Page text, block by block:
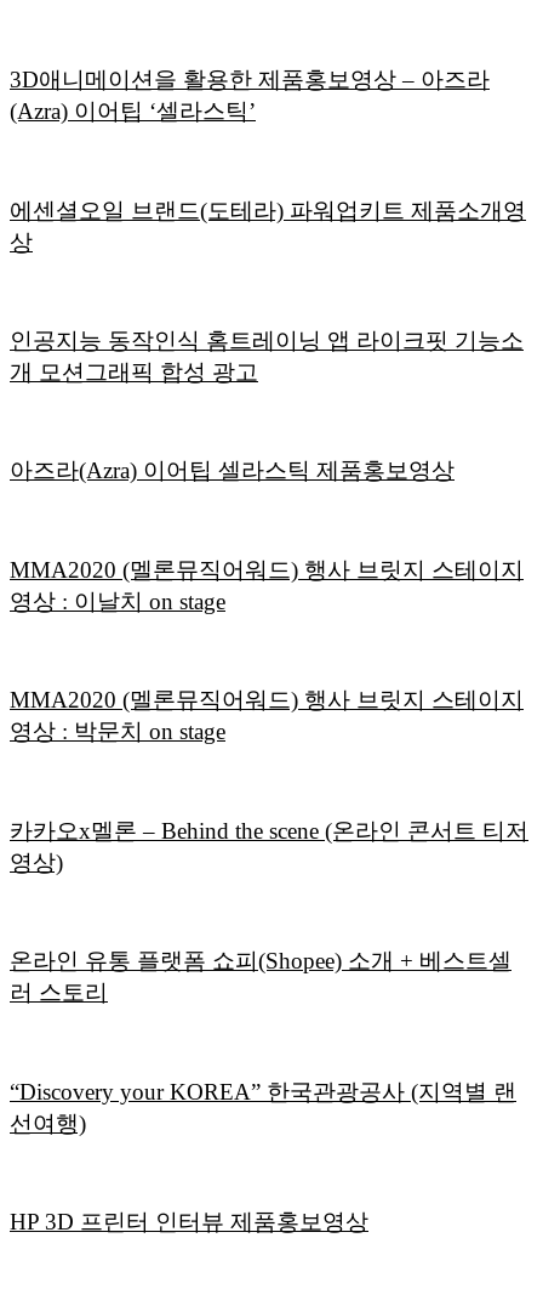
3D애니메이션을 활용한 제품홍보영상 – 아즈라
(Azra) 이어팁 ‘셀라스틱’
에센셜오일 브랜드(도테라) 파워업키트 제품소개영
상
인공지능 동작인식 홈트레이닝 앱 라이크핏 기능소
개 모션그래픽 합성 광고
아즈라(Azra) 이어팁 셀라스틱 제품홍보영상
MMA2020 (멜론뮤직어워드) 행사 브릿지 스테이지
영상 : 이날치 on stage
MMA2020 (멜론뮤직어워드) 행사 브릿지 스테이지
영상 : 박문치 on stage
카카오x멜론 – Behind the scene (온라인 콘서트 티저
영상)
온라인 유통 플랫폼 쇼피(Shopee) 소개 + 베스트셀
러 스토리
“Discovery your KOREA” 한국관광공사 (지역별 랜
선여행)
HP 3D 프린터 인터뷰 제품홍보영상